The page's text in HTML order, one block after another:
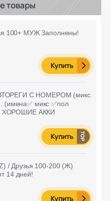
товары
100+ МУЖ Заполнены!
Купить
С НОМЕРОМ (микс
микс ✅пол
ХОРОШИЕ АККИ
Купить
/ Друзья 100-200 (Ж)
14 дней!
Купить